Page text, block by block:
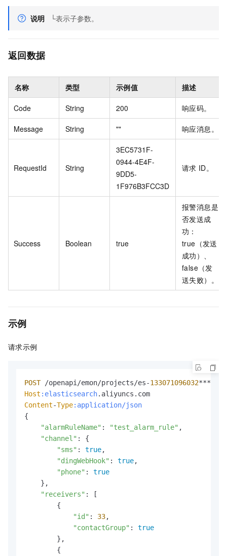
说明 └表示子参数。
返回数据
名称 类型 示例值 描述
Code String 200 响应码。
Message String "" 响应消息。
RequestId String
3EC5731F-
0944-4E4F-
9DD5-
1F976B3FCC3D
请求 ID。
Success Boolean true
报警消息是
否发送成
功：
true（发送
成功）、
false（发
送失败）。
示例
请求示例
POST /openapi/emon/projects/es-133071096032****
Host :elasticsearch
Content-Type:application/json
{
"alarmRuleName" : "test_alarm_rule" ,
"channel" : {
"sms" : true,
"dingWebHook" : true,
"phone" : true
    },
"receivers" : [
        {
"id" : 33,
"contactGroup" : true
        },
        {